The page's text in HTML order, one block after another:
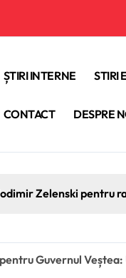
ȘTIRI INTERNE STIRI
CONTACT DESPRE
Zelenski
Guvernul